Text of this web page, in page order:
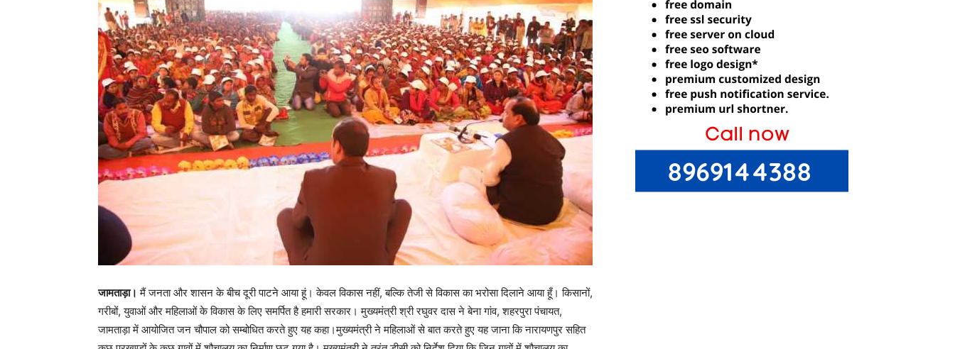
जामताड़ा। मैं जनता और शासन के बीच दूरी पाटने आया हूं। केवल विकास नहीं, बल्कि तेजी से विकास का भरोसा दिलाने आया हूँ। किसानों,
गरीबों, युवाओं और महिलाओं के विकास के लिए समर्पित है हमारी सरकार। मुख्यमंत्री श्री रघुवर दास ने बेना गांव, शहरपुरा पंचायत,
जामताड़ा में आयोजित जन चौपाल को सम्बोधित करते हुए यह कहा।मुख्यमंत्री ने महिलाओं से बात करते हुए यह जाना कि नारायणपुर सहित